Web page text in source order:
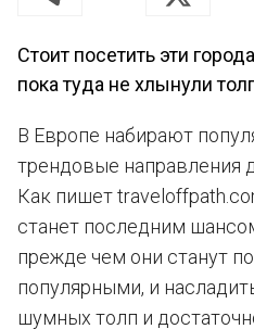
Стоит посетить эти
пока туда не хлынули
В Европе набирают
трендовые направления
Как пишет
станет последним
прежде чем они станут
популярными, и
шумных толп и